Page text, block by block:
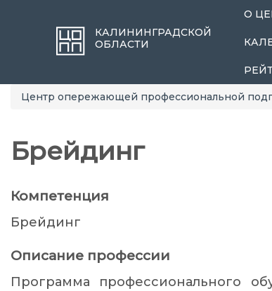
КАЛИНИНГРАДСКОЙ
ОБЛАСТИ
О
Центр опережающей профессиональной
Брейдинг
Компетенция
Брейдинг
Описание профессии
Программа профессионального